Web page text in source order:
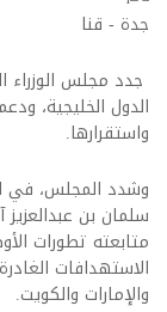
جدة - قنا
جدد مجلس
الدول الخليجية،
واستقرارها.
وشدد المجلس، في
سلمان بن
متابعته تطورات
الاستهدافات
والإمارات والكويت.